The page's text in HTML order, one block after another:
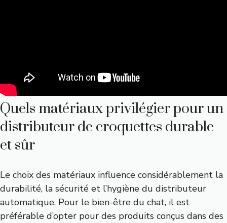
Quels matériaux privilégier pour un
distributeur de croquettes durable
et sûr
Le choix des matériaux influence considérablement la
durabilité, la sécurité et l’hygiène du distributeur
automatique. Pour le bien-être du chat, il est
préférable d’opter pour des produits conçus dans des